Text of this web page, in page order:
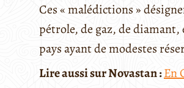
Ces « malédictions »
pétrole, de gaz, de diamant,
pays ayant de modestes
Lire aussi sur Novastan :En